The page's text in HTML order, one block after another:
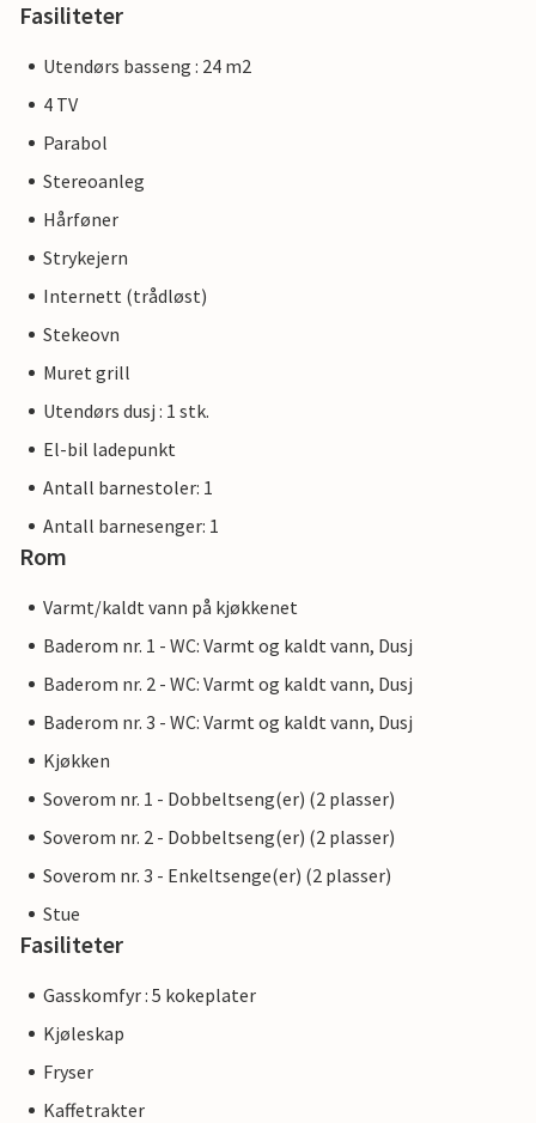
Fasiliteter
Utendørs basseng : 24 m2
4 TV
Parabol
Stereoanleg
Hårføner
Strykejern
Internett (trådløst)
Stekeovn
Muret grill
Utendørs dusj : 1 stk.
El-bil ladepunkt
Antall barnestoler: 1
Antall barnesenger: 1
Rom
Varmt/kaldt vann på kjøkkenet
Baderom nr. 1 - WC: Varmt og kaldt vann, Dusj
Baderom nr. 2 - WC: Varmt og kaldt vann, Dusj
Baderom nr. 3 - WC: Varmt og kaldt vann, Dusj
Kjøkken
Soverom nr. 1 - Dobbeltseng(er) (2 plasser)
Soverom nr. 2 - Dobbeltseng(er) (2 plasser)
Soverom nr. 3 - Enkeltsenge(er) (2 plasser)
Stue
Fasiliteter
Gasskomfyr : 5 kokeplater
Kjøleskap
Fryser
Kaffetrakter